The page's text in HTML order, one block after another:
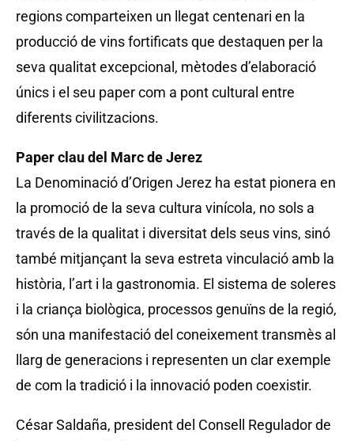
regions comparteixen un llegat centenari en la
producció de vins fortificats que destaquen per la
seva qualitat excepcional, mètodes d’elaboració
únics i el seu paper com a pont cultural entre
diferents civilitzacions.
Paper clau del Marc de Jerez
La Denominació d’Origen Jerez ha estat pionera en
la promoció de la seva cultura vinícola, no sols a
través de la qualitat i diversitat dels seus vins, sinó
també mitjançant la seva estreta vinculació amb la
història, l’art i la gastronomia. El sistema de soleres
i la criança biològica, processos genuïns de la regió,
són una manifestació del coneixement transmès al
llarg de generacions i representen un clar exemple
de com la tradició i la innovació poden coexistir.
César Saldaña, president del Consell Regulador de